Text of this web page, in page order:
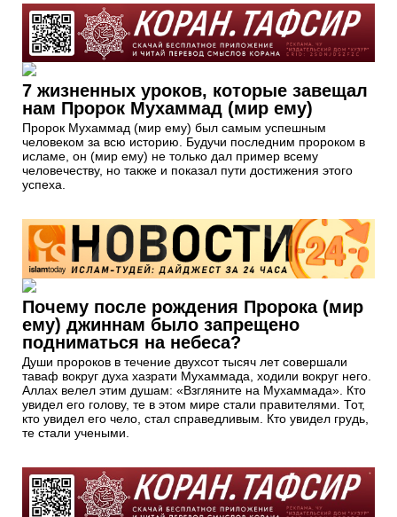
7 жизненных уроков, которые завещал
нам Пророк Мухаммад (мир ему)
Пророк Мухаммад (мир ему) был самым успешным
человеком за всю историю. Будучи последним пророком в
исламе, он (мир ему) не только дал пример всему
человечеству, но также и показал пути достижения этого
успеха.
Почему после рождения Пророка (мир
ему) джиннам было запрещено
подниматься на небеса?
Души пророков в течение двухсот тысяч лет совершали
таваф вокруг духа хазрати Мухаммада, ходили вокруг него.
Аллах велел этим душам: «Взгляните на Мухаммада». Кто
увидел его голову, те в этом мире стали правителями. Тот,
кто увидел его чело, стал справедливым. Кто увидел грудь,
те стали учеными.